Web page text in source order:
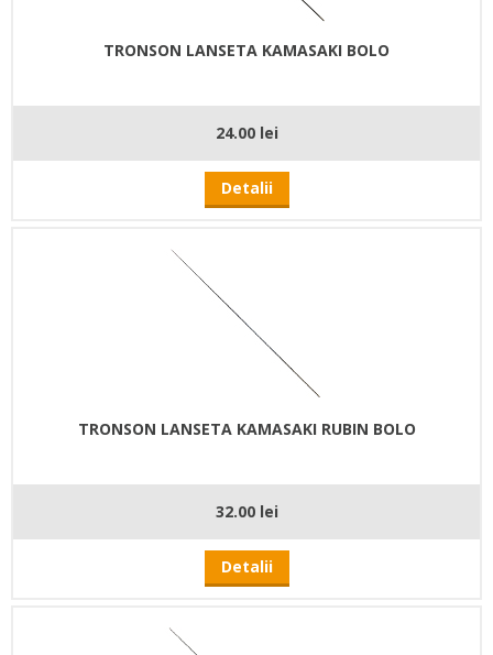
TRONSON LANSETA KAMASAKI BOLO
24.00 lei
Detalii
TRONSON LANSETA KAMASAKI RUBIN BOLO
32.00 lei
Detalii